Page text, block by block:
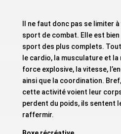
Il ne faut donc pas se limiter
sport de combat. Elle est bien
sport des plus complets.
le cardio, la musculature et
force explosive, la vitesse,
ainsi que la coordination.
cette activité voient leur
perdent du poids, ils sentent
raffermir.